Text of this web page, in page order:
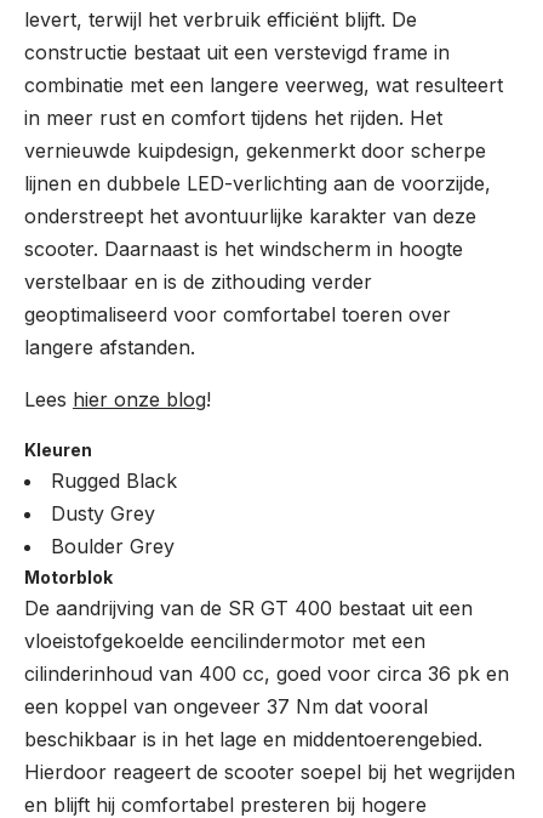
levert, terwijl het verbruik efficiënt blijft. De
constructie bestaat uit een verstevigd frame in
combinatie met een langere veerweg, wat resulteert
in meer rust en comfort tijdens het rijden. Het
vernieuwde kuipdesign, gekenmerkt door scherpe
lijnen en dubbele LED-verlichting aan de voorzijde,
onderstreept het avontuurlijke karakter van deze
scooter. Daarnaast is het windscherm in hoogte
verstelbaar en is de zithouding verder
geoptimaliseerd voor comfortabel toeren over
langere afstanden.
Lees hier onze blog!
Kleuren
Rugged Black
Dusty Grey
Boulder Grey
Motorblok
De aandrijving van de SR GT 400 bestaat uit een
vloeistofgekoelde eencilindermotor met een
cilinderinhoud van 400 cc, goed voor circa 36 pk en
een koppel van ongeveer 37 Nm dat vooral
beschikbaar is in het lage en middentoerengebied.
Hierdoor reageert de scooter soepel bij het wegrijden
en blijft hij comfortabel presteren bij hogere